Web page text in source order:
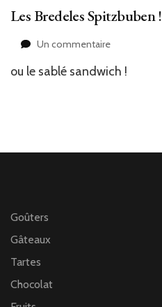
Les Bredeles Spitzbuben !
Un commentairesur
Bredeles
ou le sablé sandwich !
Goûters
Gâteaux
Tartes
Chocolat